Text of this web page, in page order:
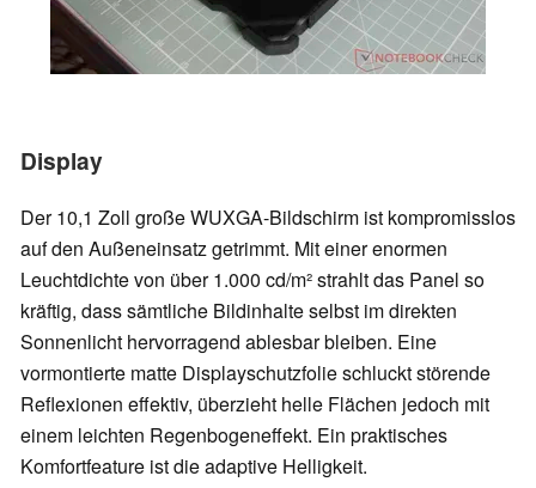
Display
Der 10,1 Zoll große WUXGA-Bildschirm ist kompromisslos
auf den Außeneinsatz getrimmt. Mit einer enormen
Leuchtdichte von über 1.000 cd/m² strahlt das Panel so
kräftig, dass sämtliche Bildinhalte selbst im direkten
Sonnenlicht hervorragend ablesbar bleiben. Eine
vormontierte matte Displayschutzfolie schluckt störende
Reflexionen effektiv, überzieht helle Flächen jedoch mit
einem leichten Regenbogeneffekt. Ein praktisches
Komfortfeature ist die adaptive Helligkeit.